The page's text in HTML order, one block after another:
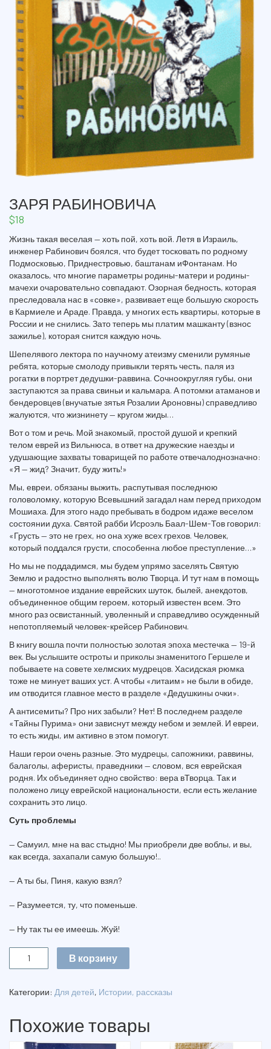
ЗАРЯ РАБИНОВИЧА
$18
Жизнь такая веселая — хоть пой, хоть вой. Летя в Израиль,
инженер Рабинович боялся, что будет тосковать по родному
Подмосковью, Приднестровью, баштанам иФонтанам. Но
оказалось, что многие параметры родины-матери и родины-
мачехи очаровательно сов­падают. Озорная бедность, которая
преследовала нас в «совке», развивает еще большую скорость
в Кармиеле и Араде. Правда, у многих есть квартиры, которые в
России и не сни­лись. Зато теперь мы платим машканту (взнос
зажилье), которая снится каждую ночь.
Шепелявого лектора по научному атеизму сменили румяные
ребята, которые смолоду привыкли терять честь, паля из
рогатки в портрет дедушки-раввина. Сочноокругляя губы, они
заступаются за права свиньи и кальмара. А потомки атаманов и
бендеровцев (внучатые зятья Розалии Ароновны) справедливо
жалуются, что жизнинету — кругом жиды…
Вот о том и речь. Мой знакомый, простой душой и крепкий
телом еврей из Вильнюса, в ответ на дружеские наезды и
удушающие захваты товарищей по работе отвечалодноз­начно:
«Я — жид? Значит, буду жить!»
Мы, евреи, обязаны выжить, распутывая последнюю
головоломку, которую Всевышний загадал нам перед приходом
Мошиаха. Для этого надо пребывать в бодром идаже веселом
состоянии духа. Святой рабби Исроэль Баал-Шем-Тов говорил:
«Грусть — это не грех, но она хуже всех грехов. Человек,
который поддался грусти, способенна любое преступле­ние…»
Но мы не поддадимся, мы будем упрямо заселять Святую
Землю и радостно выполнять волю Творца. И тут нам в помощь
— многотомное издание еврейских шуток, былей, анек­дотов,
объединенное общим героем, который известен всем. Это
много раз освистанный, уволенный и справедливо осужденный
непотопляемый человек-крейсер Рабинович.
В книгу вошла почти полностью золотая эпоха местечка — 19-й
век. Вы услышите остроты и приколы знаме­нитого Гершеле и
побываете на совете хелмских мудрецов. Хасидская рюмка
тоже не минует ваших уст. А чтобы «литаим» не были в обиде,
им отводится главное место в раз­деле «Дедушкины очки».
А антисемиты? Про них забыли? Нет! В последнем разделе
«Тайны Пурима» они зависнут между небом и землей. И евреи,
то есть жиды, им активно в этом помогут.
Наши герои очень разные. Это мудрецы, сапожники, раввины,
балаголы, аферисты, пра­ведники — словом, вся еврейская
родня. Их объединяет одно свойство: вера вТворца. Так и
положено лицу еврейской национальности, если есть желание
сохранить это лицо.
Суть проблемы
— Самуил, мне на вас стыдно! Мы приобрели две воблы, и вы,
как всегда, захапали самую большую!..
— А ты бы, Пиня, какую взял?
— Разумеется, ту, что поменьше.
— Ну так ты ее имеешь. Жуй!
ЗАРЯ
В корзину
Категории: Для детей, Истории, рассказы
Похожие товары